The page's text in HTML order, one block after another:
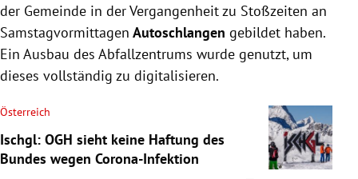
der Gemeinde in der Vergangenheit zu Stoßzeiten an
Samstagvormittagen Autoschlangen gebildet haben.
Ein Ausbau des Abfallzentrums wurde genutzt, um
dieses vollständig zu digitalisieren.
Österreich
Ischgl: OGH sieht keine Haftung des
Bundes wegen Corona-Infektion